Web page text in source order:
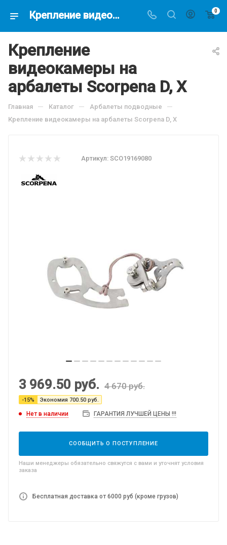
Крепление видеокамеры на арбалеты Scorpena D, X, по цене 3969.5 руб, купить в интернет-магазине подводной охоты Водолаз.РФ в Москве. - 0
Крепление
видеокамеры на
арбалеты Scorpena D, X
Главная — Каталог — Арбалеты подводные —
Крепление видеокамеры на арбалеты Scorpena D, X
Артикул: SCO19169080
3 969.50 руб. 4 670руб.
-15% Экономия 700.50 руб.
Нет в наличии ГАРАНТИЯ ЛУЧШЕЙ ЦЕНЫ !!!
СООБЩИТЬ О ПОСТУПЛЕНИЕ
Наши менеджеры обязательно свяжутся с вами и уточнят условия
заказа
Бесплатная доставка от 6000 руб (кроме грузов)